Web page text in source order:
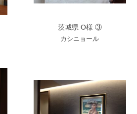
茨城県 O様 ③
カシニョール